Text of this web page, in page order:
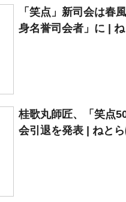
「笑点」新司会は
身名誉司会者」に |
桂歌丸師匠、「笑点
会引退を発表 | ねと